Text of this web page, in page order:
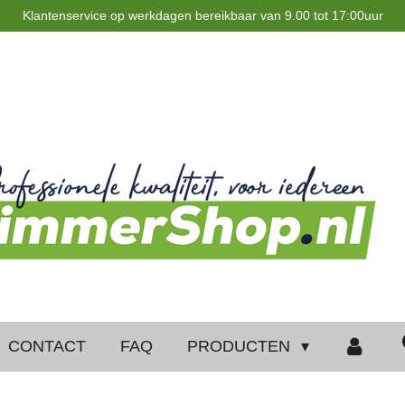
Klantenservice op werkdagen bereikbaar van 9.00 tot 17:00uur
CONTACT FAQ PRODUCTEN